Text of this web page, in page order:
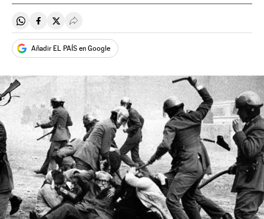
Compartir en Whatsapp
Compartir en Facebook
Compartir en Twitter
Desplegar Redes Sociales
Añadir EL PAÍS en Google